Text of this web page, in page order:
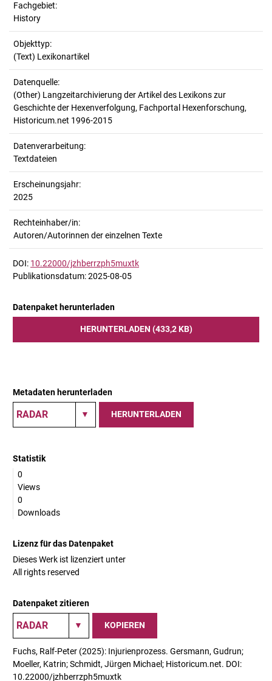
Fachgebiet:
History
Objekttyp:
(Text) Lexikonartikel
Datenquelle:
(Other) Langzeitarchivierung der Artikel des Lexikons zur
Geschichte der Hexenverfolgung, Fachportal Hexenforschung,
Historicum.net 1996-2015
Datenverarbeitung:
Textdateien
Erscheinungsjahr:
2025
Rechteinhaber/in:
Autoren/Autorinnen der einzelnen Texte
DOI: 10.22000/jzhberrzph5muxtk
Publikationsdatum: 2025-08-05
Datenpaket herunterladen
HERUNTERLADEN (433,2 KB)
Metadaten herunterladen
HERUNTERLADEN
Statistik
0
Views
0
Downloads
Lizenz für das Datenpaket
Dieses Werk ist lizenziert unter
All rights reserved
Datenpaket zitieren
KOPIEREN
Fuchs, Ralf-Peter (2025): Injurienprozess. Gersmann, Gudrun;
Moeller, Katrin; Schmidt, Jürgen Michael; Historicum.net. DOI:
10.22000/jzhberrzph5muxtk